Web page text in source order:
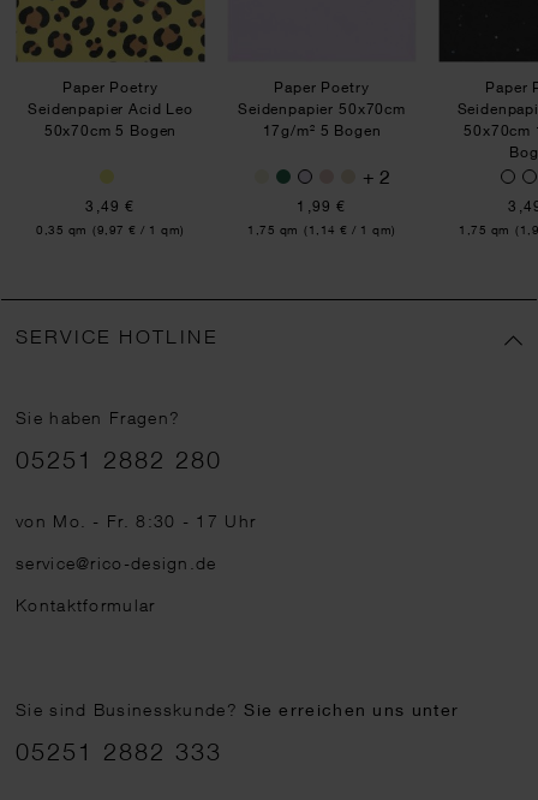
Paper Poetry
Seidenpapier Acid Leo
50x70cm 5 Bogen
3,49 €
Inhalt:
0,35 qm (9,97 € / 1 qm)
Paper Poetry
Seidenpapier 50x70cm
17g/m² 5 Bogen
+ 2
1,99 €
Inhalt:
1,75 qm (1,14 € / 1 qm)
Paper
50x70cm
Inhalt:
1,75 qm
SERVICE HOTLINE
Sie haben Fragen?
Telefonnummer
05251 2882 280
von Mo. - Fr. 8:30 - 17 Uhr
service@rico-design.de
Kontaktformular
Sie sind Businesskunde?Sie erreichen uns unter
05251 2882 333